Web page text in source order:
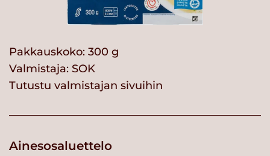
Pakkauskoko: 300 g
Valmistaja: SOK
Tutustu valmistajan sivuihin
Ainesosaluettelo